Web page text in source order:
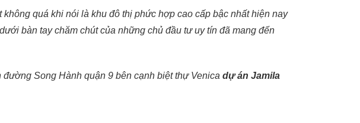
quá khi nói là khu đô thị phức hợp cao cấp bậc nhất hiện nay
bàn tay chăm chút của những chủ đầu tư uy tín đã mang đến
Song Hành quận 9 bên cạnh biệt thự Venica dự án Jamila